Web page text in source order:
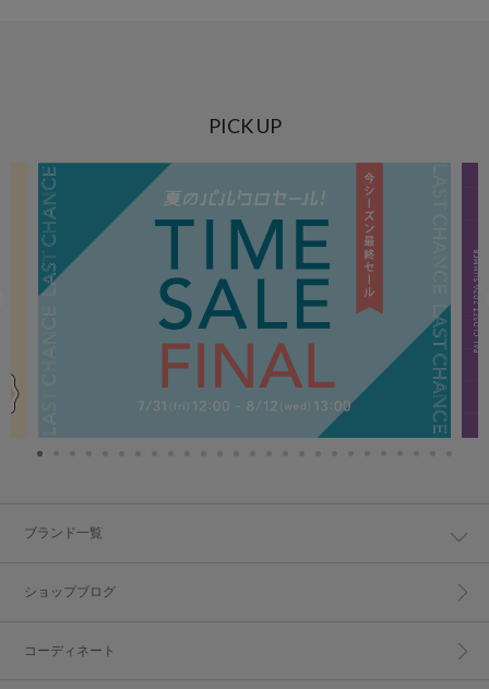
PICK UP
ブランド一覧
ショップブログ
コーディネート